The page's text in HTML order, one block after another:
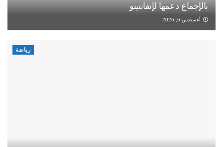
بالإجماع دعمها لإنفانتينو
أغسطس 6, 2026
رياضة